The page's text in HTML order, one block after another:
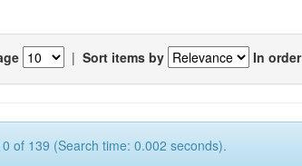
| Sort items by In order
of 139 (Search time: 0.002 seconds).